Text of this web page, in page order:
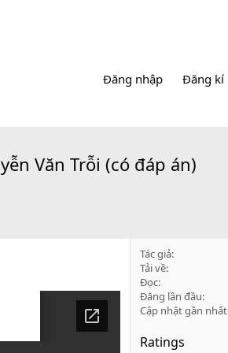
Đăng nhập Đăng kí
Văn Trỗi (có đáp án)
Tác giả
Tải về
Đọc
Đăng lần đầu
Cập nhật gần nhất
Ratings